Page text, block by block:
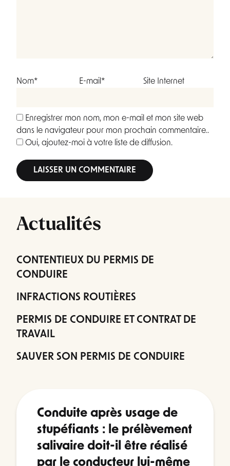
Nom* E-mail* Site Internet
Enregistrer mon nom, mon e-mail et mon site web
dans le navigateur pour mon prochain commentaire..
Oui, ajoutez-moi à votre liste de diffusion.
Actualités
CONTENTIEUX DU PERMIS DE
CONDUIRE
INFRACTIONS ROUTIÈRES
PERMIS DE CONDUIRE ET CONTRAT DE
TRAVAIL
SAUVER SON PERMIS DE CONDUIRE
Conduite après usage de
stupéfiants : le prélèvement
salivaire doit-il être réalisé
par le conducteur lui-même